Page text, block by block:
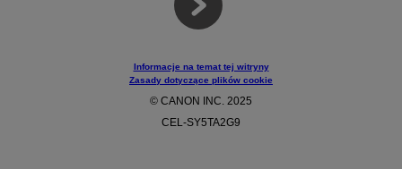
Informacje na temat tej witryny
Zasady dotyczące plików cookie
© CANON INC. 2025
CEL-SY5TA2G9